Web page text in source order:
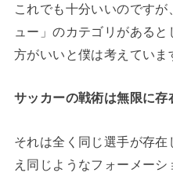
これでも十分いいのです
ュー」のカテゴリがある
方がいいと僕は考えていま
サッカーの戦術は無限に存
それは全く同じ選手が存
え同じようなフォーメーシ